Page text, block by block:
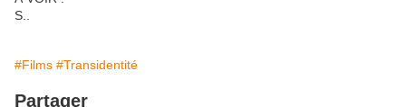
S..
#Films #Transidentité
Partager